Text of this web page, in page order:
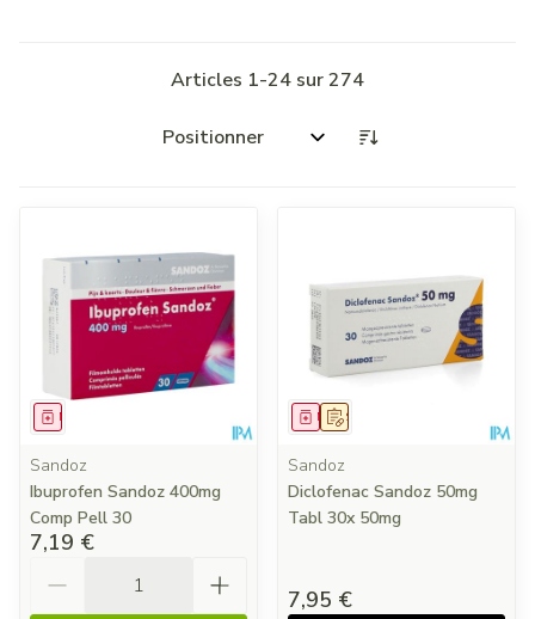
Articles 1-24 sur274
Trier par:
Médicament
Sandoz
Ibuprofen Sandoz 400mg
Comp Pell 30
7,19 €
Sur prescription
Médicament
Sandoz
Diclofenac Sandoz 50mg
Tabl 30x 50mg
7,95 €